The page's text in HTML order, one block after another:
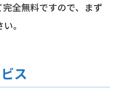
全無料ですので、まず
。
ス